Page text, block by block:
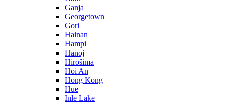
Ganja
Georgetown
Gori
Hainan
Hampi
Hanoj
Hirošima
Hoi An
Hong Kong
Hue
Inle Lake